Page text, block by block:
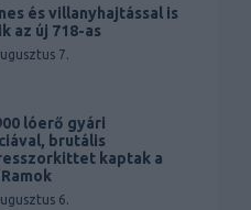
és villanyhajtással is
az új 718-as
7.
lóerő gyári
brutális
kaptak a
6.